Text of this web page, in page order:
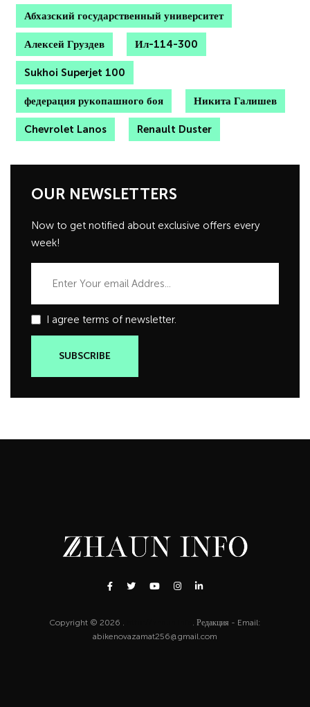
Абхазский государственный университет
Алексей Груздев Ил-114-300
Sukhoi Superjet 100
федерация рукопашного боя Никита Галишев
Chevrolet Lanos Renault Duster
OUR NEWSLETTERS
Now to get notified about exclusive offers every
week!
I agree terms of newsletter.
Copyright © 2026 .
. Редакция - Email:
abikenovazamat256@gmail.com